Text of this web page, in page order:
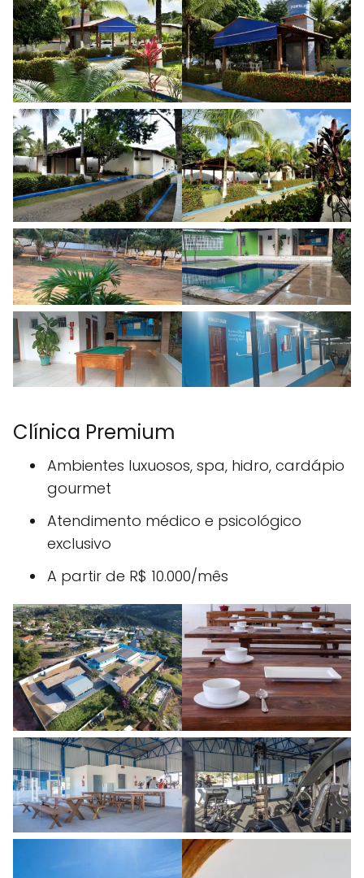
Clínica Premium
Ambientes luxuosos, spa, hidro, cardápio
gourmet
Atendimento médico e psicológico
exclusivo
A partir de R$ 10.000/mês